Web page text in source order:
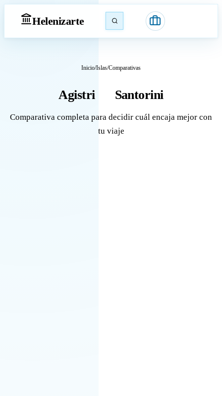
Helenizarte
Inicio/Islas/Comparativas
Agistri Santorini
Comparativa completa para decidir cuál encaja mejor con
tu viaje